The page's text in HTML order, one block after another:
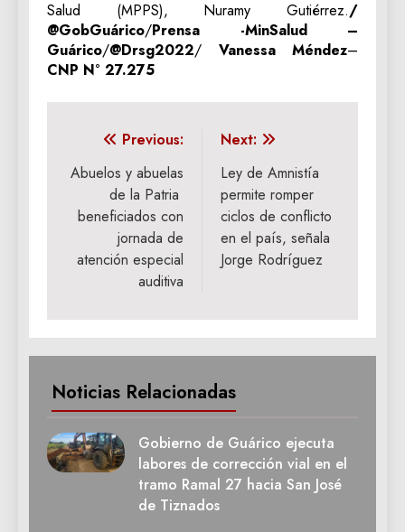
Salud (MPPS), Nuramy Gutiérrez./
@GobGuárico/Prensa -MinSalud –
Guárico/@Drsg2022/ Vanessa Méndez–
CNP N° 27.275
Navegación
de
entradas
Previous:
Abuelos y abuelas
de la Patria
beneficiados con
jornada de
atención especial
auditiva
Next:
Ley de Amnistía
permite romper
ciclos de conflicto
en el país, señala
Jorge Rodríguez
Noticias Relacionadas
Gobierno de Guárico ejecuta
labores de corrección vial en el
tramo Ramal 27 hacia San José
de Tiznados